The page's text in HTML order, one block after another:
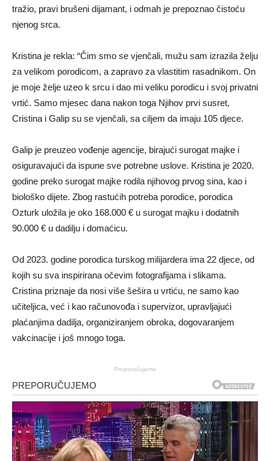
tražio, pravi brušeni dijamant, i odmah je prepoznao čistoću
njenog srca.
Kristina je rekla: “Čim smo se vjenčali, mužu sam izrazila želju
za velikom porodicom, a zapravo za vlastitim rasadnikom. On
je moje želje uzeo k srcu i dao mi veliku porodicu i svoj privatni
vrtić. Samo mjesec dana nakon toga Njihov prvi susret,
Cristina i Galip su se vjenčali, sa ciljem da imaju 105 djece.
Galip je preuzeo vođenje agencije, birajući surogat majke i
osiguravajući da ispune sve potrebne uslove. Kristina je 2020.
godine preko surogat majke rodila njihovog prvog sina, kao i
biološko dijete. Zbog rastućih potreba porodice, porodica
Ozturk uložila je oko 168.000 € u surogat majku i dodatnih
90.000 € u dadilju i domaćicu.
Od 2023. godine porodica turskog milijardera ima 22 djece, od
kojih su sva inspirirana očevim fotografijama i slikama.
Cristina priznaje da nosi više šešira u vrtiću, ne samo kao
učiteljica, već i kao računovođa i supervizor, upravljajući
plaćanjima dadilja, organiziranjem obroka, dogovaranjem
vakcinacije i još mnogo toga.
Preporučujemo